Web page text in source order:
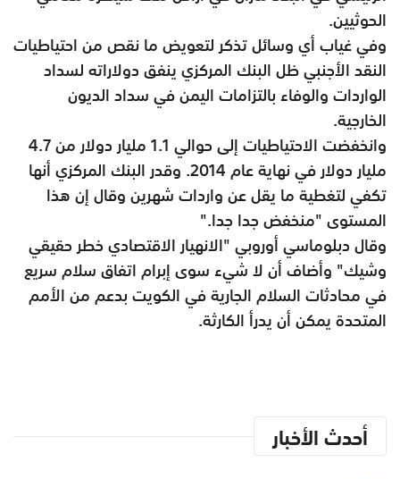
الحوثيين.
وفي غياب أي وسائل تذكر لتعويض ما نقص من احتياطيات
النقد الأجنبي ظل البنك المركزي ينفق دولاراته لسداد
الواردات والوفاء بالتزامات اليمن في سداد الديون
الخارجية.
وانخفضت الاحتياطيات إلى حوالي 1.1 مليار دولار من 4.7
مليار دولار في نهاية عام 2014. وقدر البنك المركزي أنها
تكفي لتغطية ما يقل عن واردات شهرين وقال إن هذا
المستوى "منخفض جدا جدا."
وقال دبلوماسي أوروبي "الانهيار الاقتصادي خطر حقيقي
وشيك" وأضاف أن لا شيء سوى إبرام اتفاق سلام سريع
في محادثات السلام الجارية في الكويت بدعم من الأمم
المتحدة يمكن أن يدرأ الكارثة.
أحدث الأخبار